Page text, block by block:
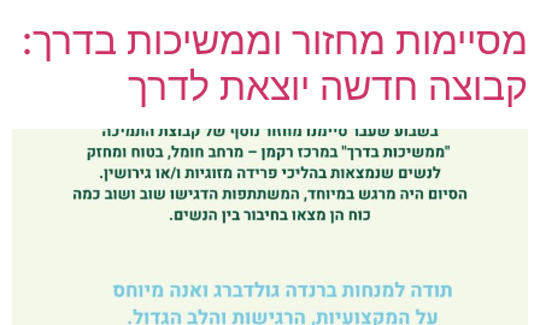
מסיימות מחזור וממשיכות בדרך:
קבוצה חדשה יוצאת לדרך